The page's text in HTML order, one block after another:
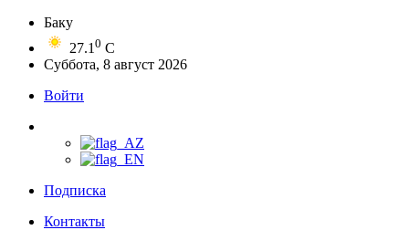
Баку
27.1 0 C
Суббота, 8 август 2026
Войти
Подписка
Контакты